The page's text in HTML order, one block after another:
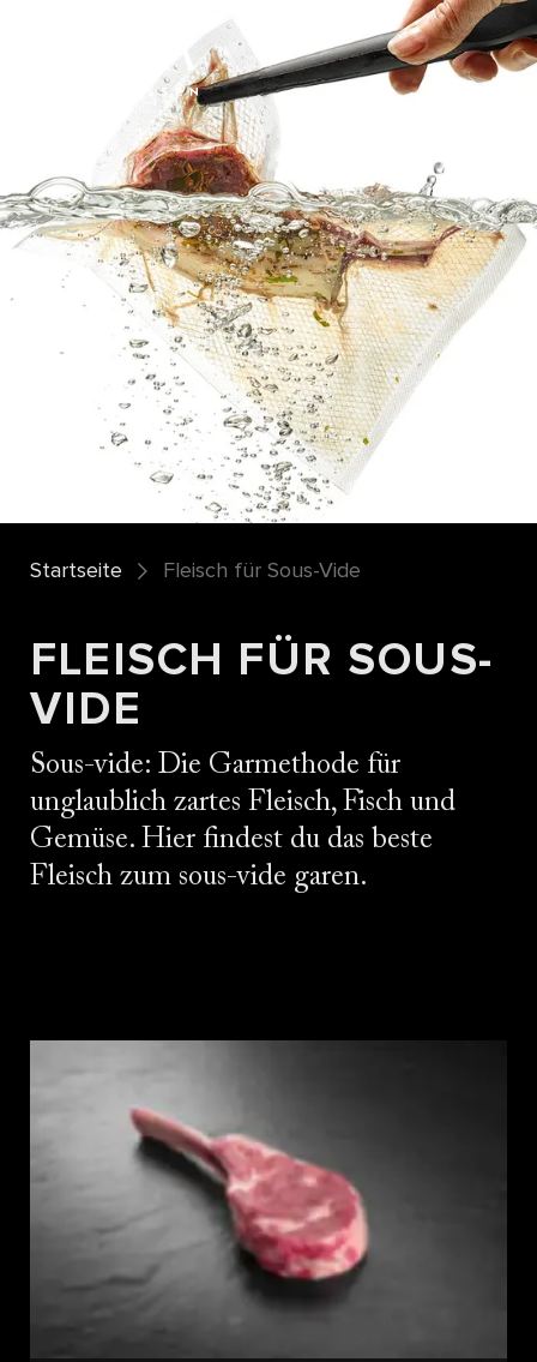
Startseite Fleisch für Sous-Vide
FLEISCH FÜR SOUS-
VIDE
Sous-vide: Die Garmethode für
unglaublich zartes Fleisch, Fisch und
Gemüse. Hier findest du das beste
Fleisch zum sous-vide garen.